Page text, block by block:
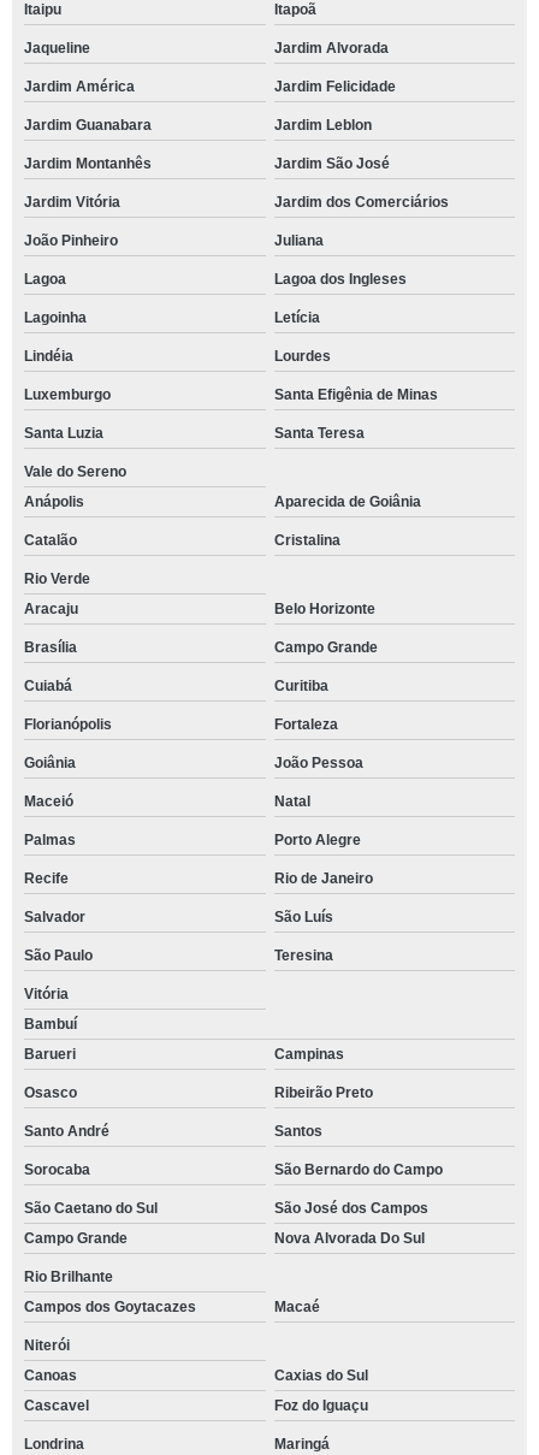
Itaipu Itapoã
Jaqueline Jardim Alvorada
Jardim América Jardim Felicidade
Jardim Guanabara Jardim Leblon
Jardim Montanhês Jardim São José
Jardim Vitória Jardim dos Comerciários
João Pinheiro Juliana
Lagoa Lagoa dos Ingleses
Lagoinha Letícia
Lindéia Lourdes
Luxemburgo Santa Efigênia de Minas
Santa Luzia Santa Teresa
Vale do Sereno
Anápolis
Aparecida de Goiânia
Catalão Cristalina
Rio Verde
Aracaju
Belo Horizonte
Brasília Campo Grande
Cuiabá Curitiba
Florianópolis Fortaleza
Goiânia João Pessoa
Maceió Natal
Palmas Porto Alegre
Recife Rio de Janeiro
Salvador São Luís
São Paulo Teresina
Vitória
Bambuí
Barueri
Campinas
Osasco Ribeirão Preto
Santo André Santos
Sorocaba São Bernardo do Campo
São Caetano do Sul
São José dos Campos
Campo Grande
Nova Alvorada Do Sul
Rio Brilhante
Campos dos Goytacazes
Macaé
Niterói
Canoas
Caxias do Sul
Cascavel
Foz do Iguaçu
Londrina Maringá